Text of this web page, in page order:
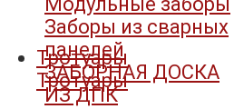
Заборы из сварных
панелей
ЗАБОРНАЯ ДОСКА
ИЗ ДПК
Тротуары
Тротуары